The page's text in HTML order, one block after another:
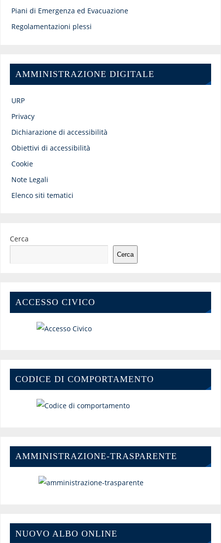
Piani di Emergenza ed Evacuazione
Regolamentazioni plessi
AMMINISTRAZIONE DIGITALE
URP
Privacy
Dichiarazione di accessibilità
Obiettivi di accessibilità
Cookie
Note Legali
Elenco siti tematici
Cerca
Cerca
ACCESSO CIVICO
CODICE DI COMPORTAMENTO
AMMINISTRAZIONE-TRASPARENTE
NUOVO ALBO ONLINE